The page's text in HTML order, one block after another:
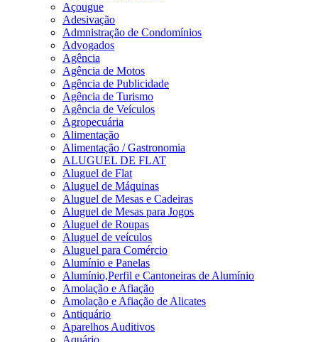
Açougue
Adesivação
Admnistração de Condomínios
Advogados
Agência
Agência de Motos
Agência de Publicidade
Agência de Turismo
Agência de Veículos
Agropecuária
Alimentação
Alimentação / Gastronomia
ALUGUEL DE FLAT
Aluguel de Flat
Aluguel de Máquinas
Aluguel de Mesas e Cadeiras
Aluguel de Mesas para Jogos
Aluguel de Roupas
Aluguel de veículos
Aluguel para Comércio
Alumínio e Panelas
Alumínio,Perfil e Cantoneiras de Alumínio
Amolação e Afiação
Amolação e Afiação de Alicates
Antiquário
Aparelhos Auditivos
Aquário